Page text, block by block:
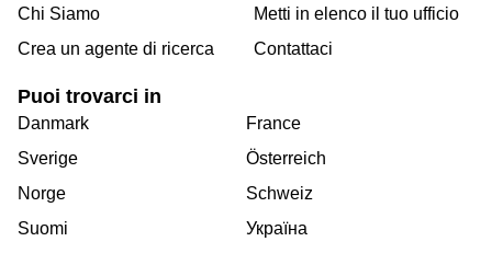
Chi Siamo
Crea un agente di ricerca
Metti in elenco il tuo ufficio
Contattaci
Puoi trovarci in
Danmark
Sverige
Norge
Suomi
France
Österreich
Schweiz
Україна